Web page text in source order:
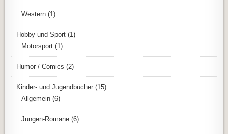
Western (1)
Hobby und Sport (1)
Motorsport (1)
Humor / Comics (2)
Kinder- und Jugendbücher (15)
Allgemein (6)
Jungen-Romane (6)